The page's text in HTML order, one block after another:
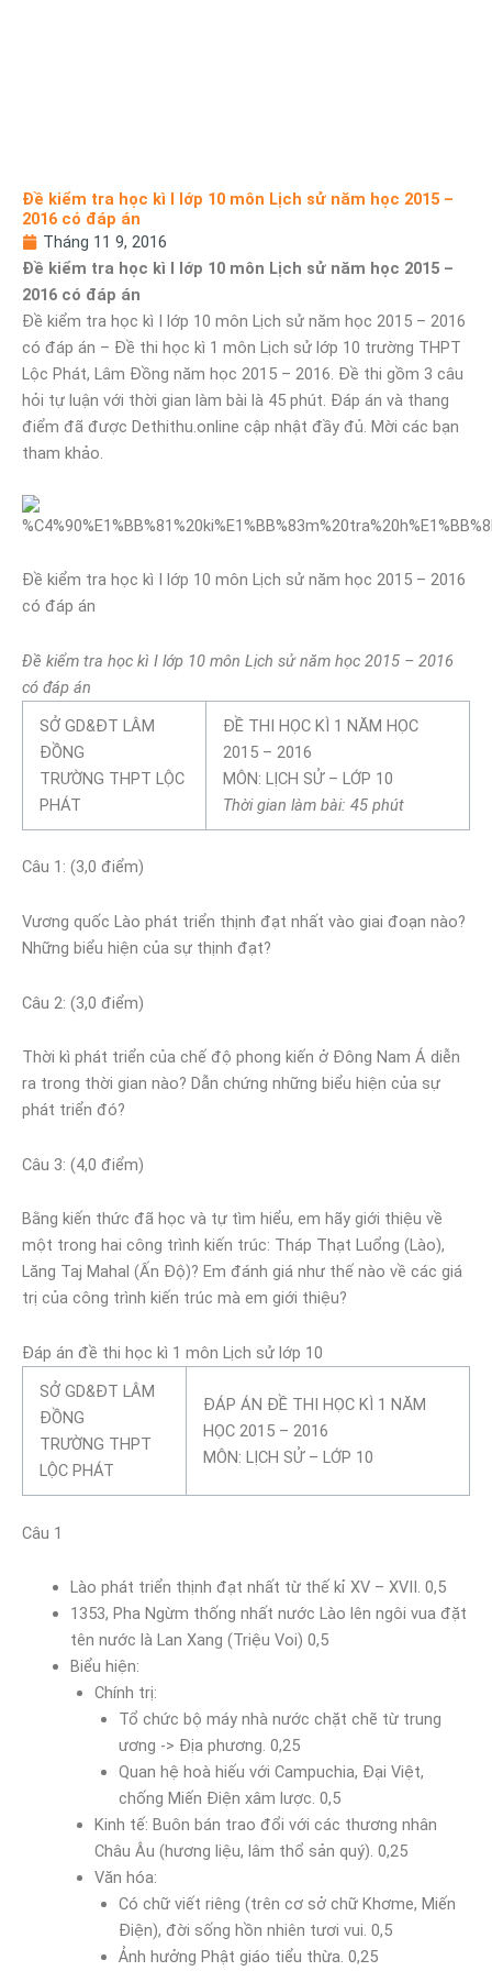
Đề kiểm tra học kì I lớp 10 môn Lịch sử năm học 2015 –
2016 có đáp án
Tháng 11 9, 2016
Đề kiểm tra học kì I lớp 10 môn Lịch sử năm học 2015 –
2016 có đáp án
Đề kiểm tra học kì I lớp 10 môn Lịch sử năm học 2015 – 2016
có đáp án – Đề thi học kì 1 môn Lịch sử lớp 10 trường THPT
Lộc Phát, Lâm Đồng năm học 2015 – 2016. Đề thi gồm 3 câu
hỏi tự luận với thời gian làm bài là 45 phút. Đáp án và thang
điểm đã được Dethithu.online cập nhật đầy đủ. Mời các bạn
tham khảo.
Đề kiểm tra học kì I lớp 10 môn Lịch sử năm học 2015 – 2016
có đáp án
Đề kiểm tra học kì I lớp 10 môn Lịch sử năm học 2015 – 2016
có đáp án
SỞ GD&ĐT LÂM
ĐỒNG
TRƯỜNG THPT LỘC
PHÁT
ĐỀ THI HỌC KÌ 1 NĂM HỌC
2015 – 2016
MÔN: LỊCH SỬ – LỚP 10
Thời gian làm bài: 45 phút
Câu 1: (3,0 điểm)
Vương quốc Lào phát triển thịnh đạt nhất vào giai đoạn nào?
Những biểu hiện của sự thịnh đạt?
Câu 2: (3,0 điểm)
Thời kì phát triển của chế độ phong kiến ở Đông Nam Á diễn
ra trong thời gian nào? Dẫn chứng những biểu hiện của sự
phát triển đó?
Câu 3: (4,0 điểm)
Bằng kiến thức đã học và tự tìm hiểu, em hãy giới thiệu về
một trong hai công trình kiến trúc: Tháp Thạt Luổng (Lào),
Lăng Taj Mahal (Ấn Độ)? Em đánh giá như thế nào về các giá
trị của công trình kiến trúc mà em giới thiệu?
Đáp án đề thi học kì 1 môn Lịch sử lớp 10
SỞ GD&ĐT LÂM
ĐỒNG
TRƯỜNG THPT
LỘC PHÁT
ĐÁP ÁN ĐỀ THI HỌC KÌ 1 NĂM
HỌC 2015 – 2016
MÔN: LỊCH SỬ – LỚP 10
Câu 1
Lào phát triển thịnh đạt nhất từ thế kỉ XV – XVII. 0,5
1353, Pha Ngừm thống nhất nước Lào lên ngôi vua đặt
tên nước là Lan Xang (Triệu Voi) 0,5
Biểu hiện:
Chính trị:
Tổ chức bộ máy nhà nước chặt chẽ từ trung
ương -> Địa phương. 0,25
Quan hệ hoà hiếu với Campuchia, Đại Việt,
chống Miến Điện xâm lược. 0,5
Kinh tế: Buôn bán trao đổi với các thương nhân
Châu Âu (hương liệu, lâm thổ sản quý). 0,25
Văn hóa:
Có chữ viết riêng (trên cơ sở chữ Khơme, Miến
Điện), đời sống hồn nhiên tươi vui. 0,5
Ảnh hưởng Phật giáo tiểu thừa. 0,25